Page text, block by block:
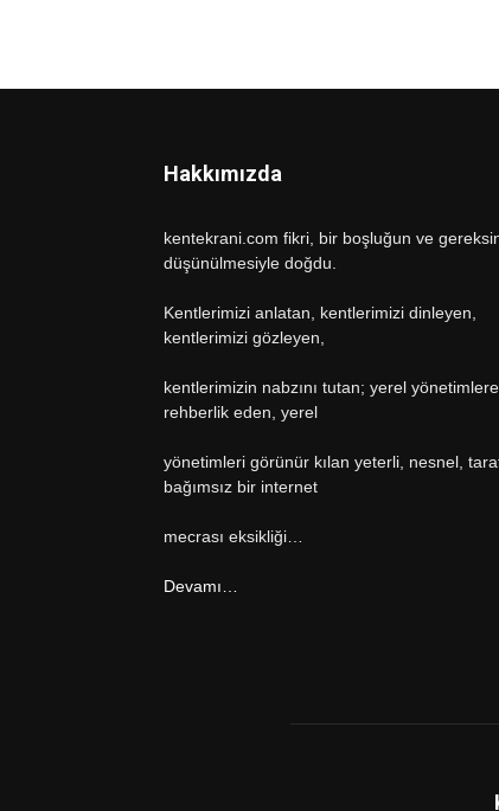
Hakkımızda
kentekrani.com fikri, bir boşluğun ve
düşünülmesiyle doğdu.
Kentlerimizi anlatan, kentlerimizi dinleyen,
kentlerimizi gözleyen,
kentlerimizin nabzını tutan; yerel yönetimlere
rehberlik eden, yerel
yönetimleri görünür kılan yeterli, nesnel,
bağımsız bir internet
mecrası eksikliği…
Devamı…